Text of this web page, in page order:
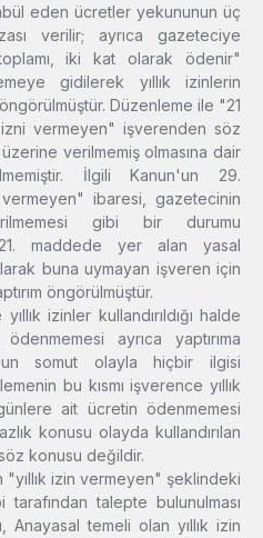
eden ücretler yekununun üç
verilir; ayrıca gazeteciye
iki kat olarak ödenir"
gidilerek yıllık izinlerin
öngörülmüştür. Düzenleme ile "21
izni vermeyen" işverenden söz
verilmemiş olmasına dair
İlgili Kanun'un 29.
ibaresi, gazetecinin
gibi bir durumu
21. maddede yer alan yasal
buna uymayan işveren için
öngörülmüştür.
izinler kullandırıldığı halde
ayrıca yaptırıma
somut olayla hiçbir ilgisi
bu kısmı işverence yıllık
ait ücretin ödenmemesi
konusu olayda kullandırılan
konusu değildir.
izin vermeyen" şeklindeki
talepte bulunulması
Anayasal temeli olan yıllık izin